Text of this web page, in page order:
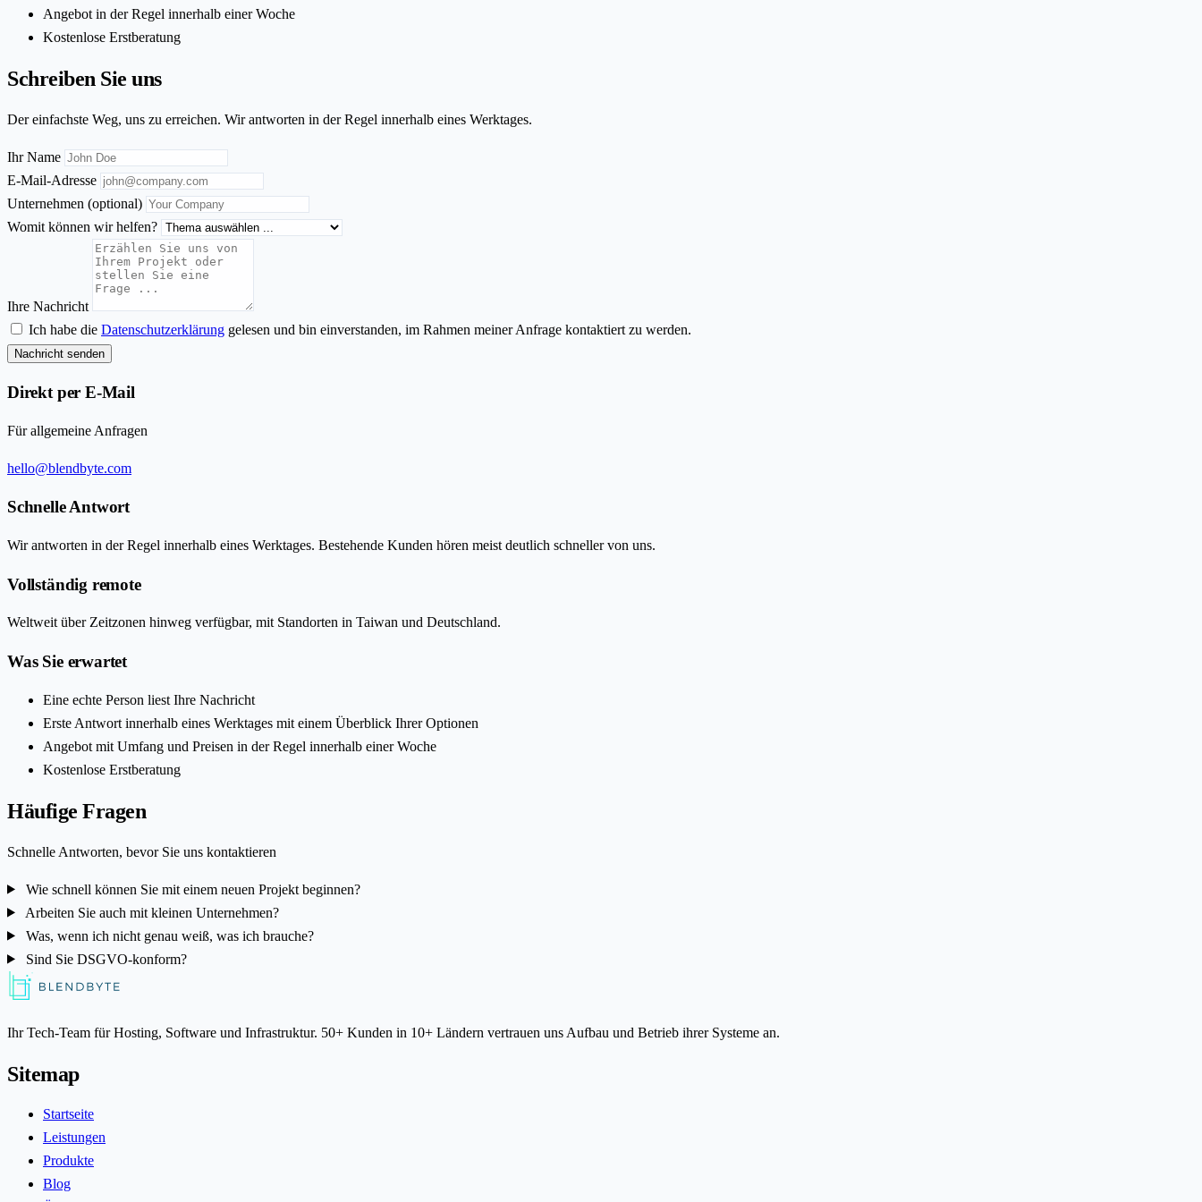
Angebot in der Regel innerhalb einer Woche
Kostenlose Erstberatung
Schreiben Sie uns
Der einfachste Weg, uns zu erreichen. Wir antworten in der Regel innerhalb eines Werktages.
Ihr Name
E-Mail-Adresse
Unternehmen (optional)
Womit können wir helfen?
Ihre Nachricht
Ich habe die Datenschutzerklärung gelesen und bin einverstanden, im Rahmen meiner Anfrage kontaktiert zu werden.
Nachricht senden
Direkt per E-Mail
Für allgemeine Anfragen
hello@blendbyte.com
Schnelle Antwort
Wir antworten in der Regel innerhalb eines Werktages. Bestehende Kunden hören meist deutlich schneller von uns.
Vollständig remote
Weltweit über Zeitzonen hinweg verfügbar, mit Standorten in Taiwan und Deutschland.
Was Sie erwartet
Eine echte Person liest Ihre Nachricht
Erste Antwort innerhalb eines Werktages mit einem Überblick Ihrer Optionen
Angebot mit Umfang und Preisen in der Regel innerhalb einer Woche
Kostenlose Erstberatung
Häufige Fragen
Schnelle Antworten, bevor Sie uns kontaktieren
Wie schnell können Sie mit einem neuen Projekt beginnen?
Arbeiten Sie auch mit kleinen Unternehmen?
Was, wenn ich nicht genau weiß, was ich brauche?
Sind Sie DSGVO-konform?
Ihr Tech-Team für Hosting, Software und Infrastruktur. 50+ Kunden in 10+ Ländern vertrauen uns Aufbau und Betrieb ihrer Systeme an.
Sitemap
Startseite
Leistungen
Produkte
Blog